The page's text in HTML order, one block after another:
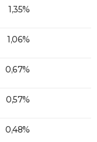
1,35%
1,06%
0,67%
0,57%
0,48%